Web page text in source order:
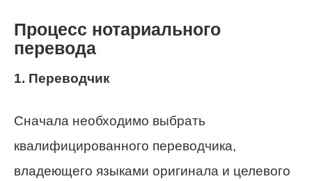
Процесс нотариального
перевода
1. Переводчик
Сначала необходимо выбрать
квалифицированного переводчика,
владеющего языками оригинала и целевого